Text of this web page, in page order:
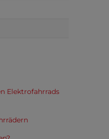
Elektrofahrrads